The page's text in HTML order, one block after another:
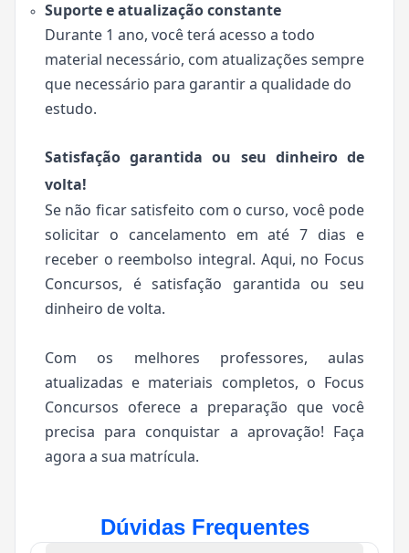
Suporte e atualização constante
Durante 1 ano, você terá acesso a todo
material necessário, com atualizações sempre
que necessário para garantir a qualidade do
estudo.
Satisfação garantida ou seu dinheiro de
volta!
Se não ficar satisfeito com o curso, você pode
solicitar o cancelamento em até 7 dias e
receber o reembolso integral. Aqui, no Focus
Concursos, é satisfação garantida ou seu
dinheiro de volta.
Com os melhores professores, aulas
atualizadas e materiais completos, o Focus
Concursos oferece a preparação que você
precisa para conquistar a aprovação! Faça
agora a sua matrícula.
Dúvidas Frequentes